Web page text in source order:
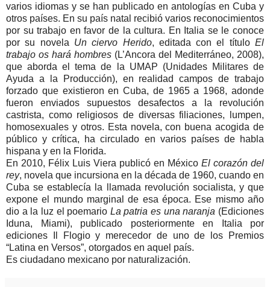
varios idiomas y se han publicado en antologías en Cuba y
otros países. En su país natal recibió varios reconocimientos
por su trabajo en favor de la cultura. En Italia se le conoce
por su novela Un ciervo Herido, editada con el títuloEl
trabajo os hará hombres (L’Ancora del Mediterráneo, 2008),
que aborda el tema de la UMAP (Unidades Militares de
Ayuda a la Producción), en realidad campos de trabajo
forzado que existieron en Cuba, de 1965 a 1968, adonde
fueron enviados supuestos desafectos a la revolución
castrista, como religiosos de diversas filiaciones, lumpen,
homosexuales y otros. Esta novela, con buena acogida de
público y crítica, ha circulado en varios países de habla
hispana y en la Florida.
En 2010, Félix Luis Viera publicó en México El corazón del
rey, novela que incursiona en la década de 1960, cuando en
Cuba se establecía la llamada revolución socialista, y que
expone el mundo marginal de esa época. Ese mismo año
dio a la luz el poemario La patria es una naranja (Ediciones
Iduna, Miami), publicado posteriormente en Italia por
ediciones Il Flogio y merecedor de uno de los Premios
“Latina en Versos”, otorgados en aquel país.
Es ciudadano mexicano por naturalización.